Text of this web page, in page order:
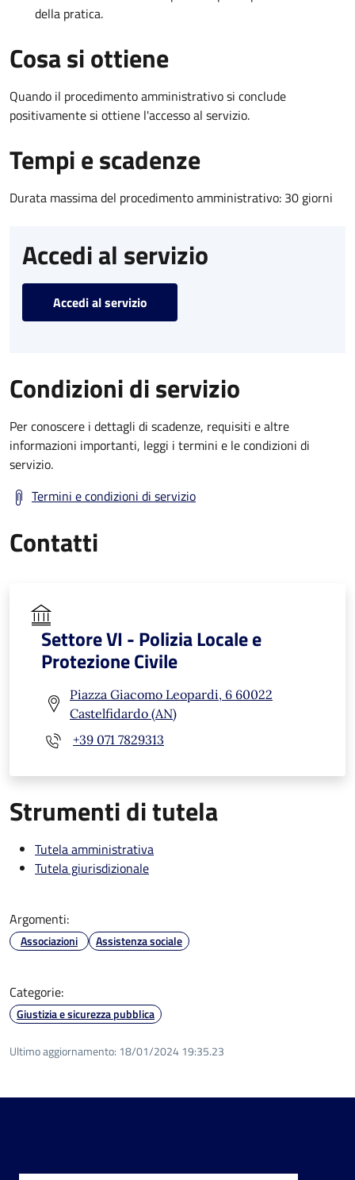
della pratica.
Cosa si ottiene
Quando il procedimento amministrativo si conclude
positivamente si ottiene l'accesso al servizio.
Tempi e scadenze
Durata massima del procedimento amministrativo: 30 giorni
Accedi al servizio
Accedi al servizio
Condizioni di servizio
Per conoscere i dettagli di scadenze, requisiti e altre
informazioni importanti, leggi i termini e le condizioni di
servizio.
Termini e condizioni di servizio
Contatti
Settore VI - Polizia Locale e
Protezione Civile
Piazza Giacomo Leopardi, 6 60022
Castelfidardo (AN)
+39 071 7829313
Strumenti di tutela
Tutela amministrativa
Tutela giurisdizionale
Argomenti:
Associazioni Assistenza sociale
Categorie:
Giustizia e sicurezza pubblica
Ultimo aggiornamento: 18/01/2024 19:35.23